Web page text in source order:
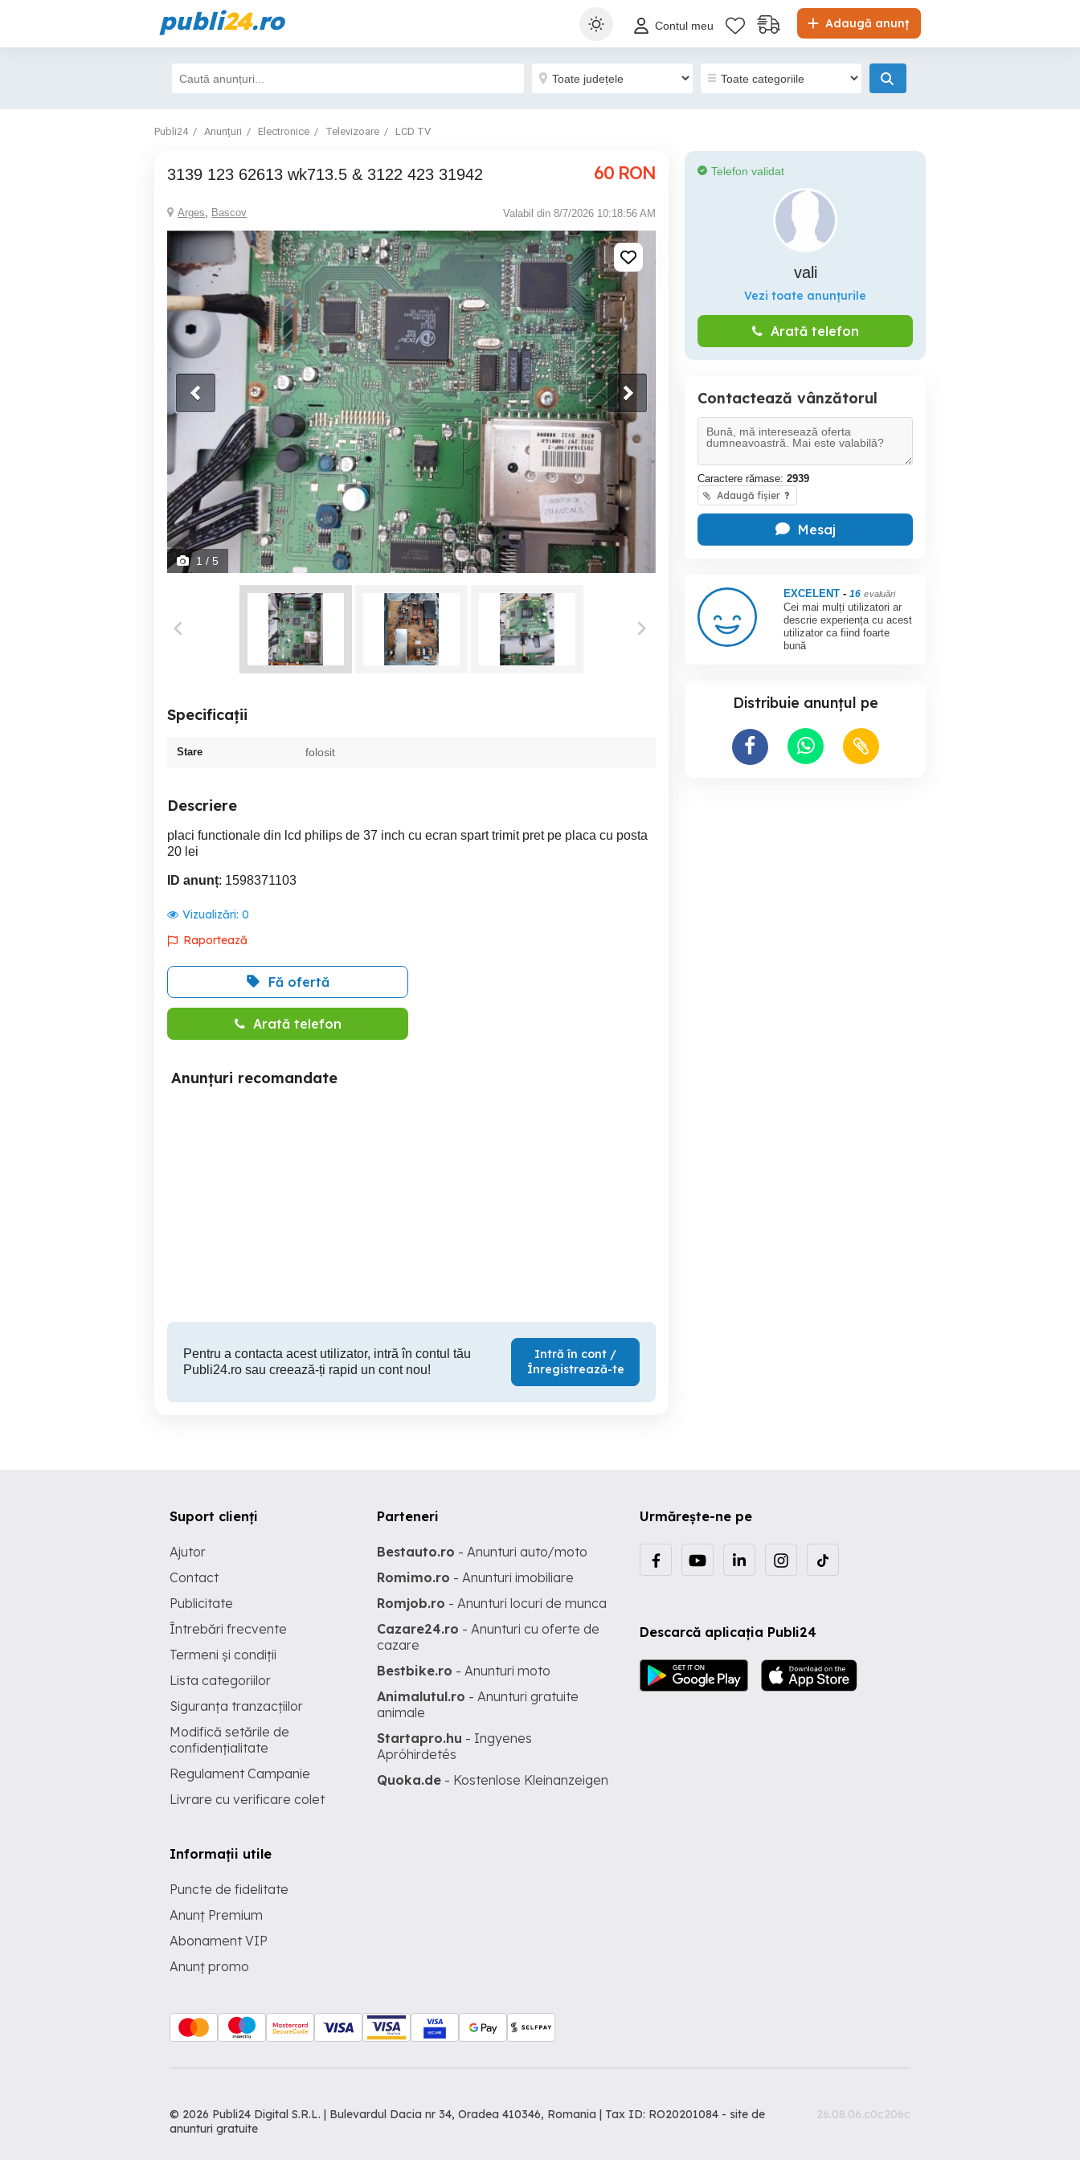
publi24.ro Adaugă anunț
Contul meu
Publi24 Anunțuri Electronice Televizoare LCD TV
3139 123 62613 wk713.5 & 3122 423 31942 60 RON
Arges, Bascov Valabil din 8/7/2026 10:18:56 AM
1 / 5
Specificații
Stare folosit
Descriere
placi functionale din lcd philips de 37 inch cu ecran spart trimit pret pe placa cu posta
20 lei
ID anunț: 1598371103
Vizualizări: 0
Raportează
Fă ofertă
Arată telefon
Anunțuri recomandate
Pentru a contacta acest utilizator, intră în contul tău
Publi24.ro sau creează-ți rapid un cont nou!
Intră în cont /
Înregistrează-te
Telefon validat
vali
Vezi toate anunțurile
Arată telefon
Contactează vânzătorul
Caractere rămase: 2939
Adaugă fișier ?
Mesaj
EXCELENT- 16 evaluări
Cei mai mulți utilizatori ar
descrie experiența cu acest
utilizator ca fiind foarte
bună
Distribuie anunțul pe
Urmărește-ne pe
Descarcă aplicația Publi24
Suport clienți
Ajutor
Contact
Publicitate
Întrebări frecvente
Termeni și condiții
Lista categoriilor
Siguranța tranzacțiilor
Modifică setările de
confidențialitate
Regulament Campanie
Livrare cu verificare colet
Informații utile
Puncte de fidelitate
Anunț Premium
Abonament VIP
Anunț promo
Parteneri
Bestauto.ro - Anunturi auto/moto
Romimo.ro - Anunturi imobiliare
Romjob.ro - Anunturi locuri de munca
Cazare24.ro - Anunturi cu oferte de
cazare
Bestbike.ro - Anunturi moto
Animalutul.ro - Anunturi gratuite
animale
Startapro.hu - Ingyenes
Apróhirdetés
Quoka.de - Kostenlose Kleinanzeigen
© 2026 Publi24 Digital S.R.L. | Bulevardul Dacia nr 34, Oradea 410346, Romania | Tax ID: RO20201084 - site de
anunturi gratuite
26.08.06.c0c206c